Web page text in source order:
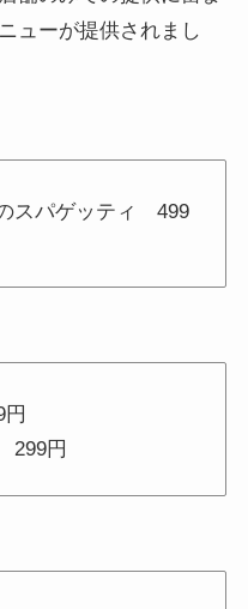
ューが提供されまし
スパゲッティ 499
299円